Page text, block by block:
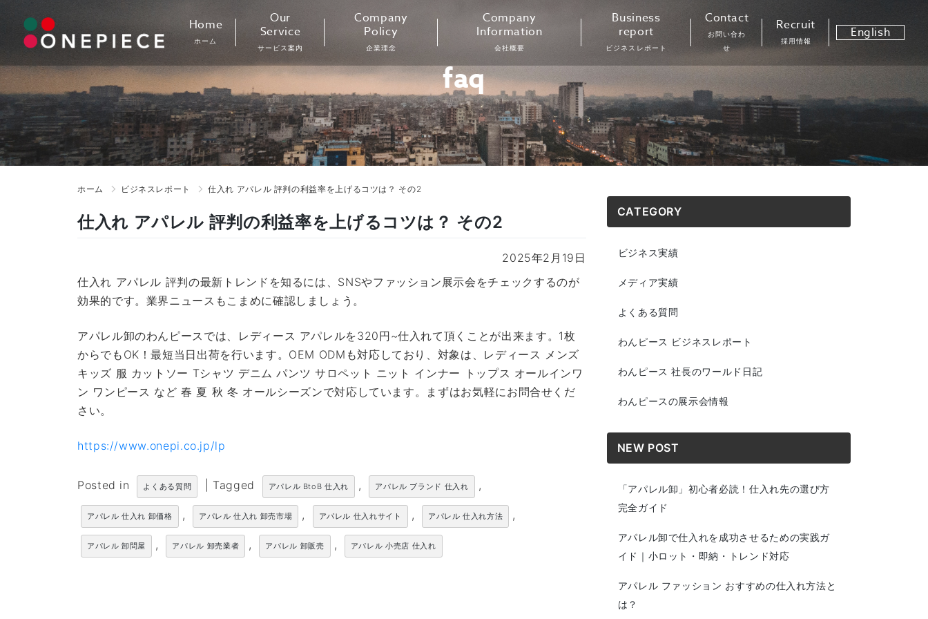
content
Home
ホーム
Our
Service
サービス案内
Company
Policy
企業理念
Company
Information
会社概要
Business
report
ビジネスレポート
Contact
お問い合わ
せ
Recruit
採用情報 English
faq
ホーム ビジネスレポート 仕入れ アパレル 評判の利益率を上げるコツは？ その2
仕入れ アパレル 評判の利益率を上げるコツは？ その2
2025年2月19日
仕入れ アパレル 評判の最新トレンドを知るには、SNSやファッション展示会をチェックするのが
効果的です。業界ニュースもこまめに確認しましょう。
アパレル卸のわんピースでは、レディース アパレルを320円~仕入れて頂くことが出来ます。1枚
からでもOK！最短当日出荷を行います。OEM ODMも対応しており、対象は、レディース メンズ
キッズ 服 カットソー Tシャツ デニム パンツ サロペット ニット インナー トップス オールインワ
ン ワンピース など 春 夏 秋 冬 オールシーズンで対応しています。まずはお気軽にお問合せくだ
さい。
https://www.onepi.co.jp/lp
Posted in よくある質問 Tagged アパレル BtoB 仕入れ , アパレル ブランド 仕入れ ,
アパレル 仕入れ 卸価格 , アパレル 仕入れ 卸売市場 , アパレル 仕入れサイト , アパレル 仕入れ方法 ,
アパレル 卸問屋 , アパレル 卸売業者 , アパレル 卸販売 , アパレル 小売店 仕入れ
CATEGORY
ビジネス実績
メディア実績
よくある質問
わんピース ビジネスレポート
わんピース 社長のワールド日記
わんピースの展示会情報
NEW POST
「アパレル卸」初心者必読！仕入れ先の選び方
完全ガイド
アパレル卸で仕入れを成功させるための実践ガ
イド｜小ロット・即納・トレンド対応
アパレル ファッション おすすめの仕入れ方法と
は？